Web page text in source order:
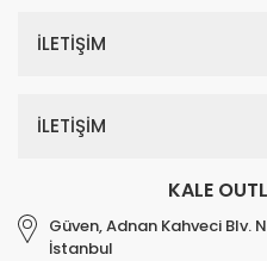
İLETİŞİM
İLETİŞİM
KALE
Güven, Adnan Kahveci Blv.
İstanbul